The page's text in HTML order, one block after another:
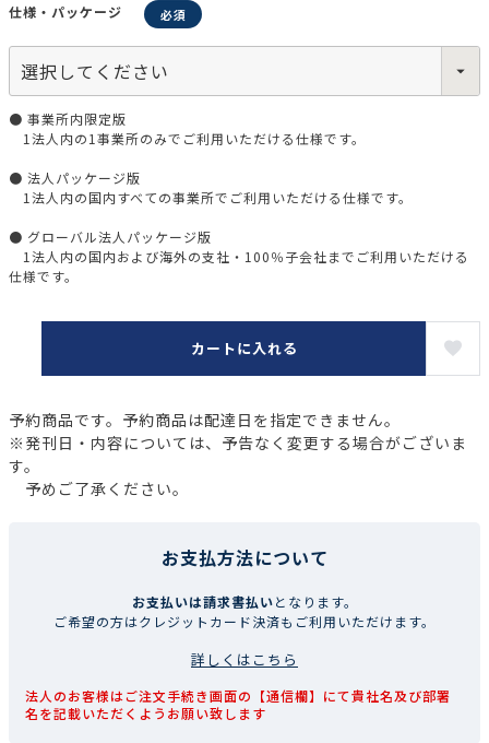
仕様・パッケージ
● 事業所内限定版
1法人内の1事業所のみでご利用いただける仕様です。
● 法人パッケージ版
1法人内の国内すべての事業所でご利用いただける仕様です。
● グローバル法人パッケージ版
1法人内の国内および海外の支社・100％子会社までご利用いただける
仕様です。
カートに入れる
予約商品です。予約商品は配達日を指定できません。
※発刊日・内容については、予告なく変更する場合がございま
す。
予めご了承ください。
お支払方法について
お支払いは請求書払いとなります。
ご希望の方はクレジットカード決済もご利用いただけます。
詳しくはこちら
法人のお客様はご注文手続き画面の【通信欄】にて貴社名及び部署
名を記載いただくようお願い致します